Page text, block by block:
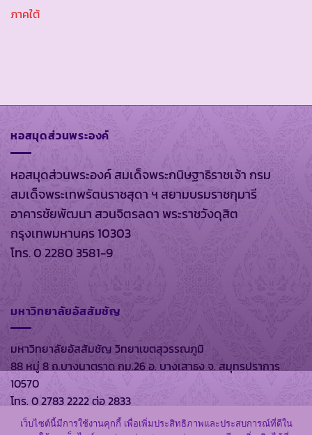
ภาคใต้
หอสมุดส่วนพระองค์
หอสมุดส่วนพระองค์ สมเด็จพระกนิษฐาธิราชเจ้า กรม
สมเด็จพระเทพรัตนราชสุดา ฯ สยามบรมราชกุมารี
อาคารชัยพัฒนา สวนจิตรลดา พระราชวังดุสิต
กรุงเทพมหานคร 10303
โทร. 0 2280 3581-9
มหาวิทยาลัยอัสสัมชัญ
มหาวิทยาลัยอัสสัมชัญ วิทยาเขตสุวรรณภูมิ
88 หมู่ 8 ถ.บางนาตราด กม.26 อ. บางเสาธง จ. สมุทรปราการ
10570
โทร. 0 2783 2222 ต่อ 2833
เว็บไซต์นี้มีการใช้งานคุกกี้ เพื่อเพิ่มประสิทธิภาพและประสบการณ์ที่ดีใน